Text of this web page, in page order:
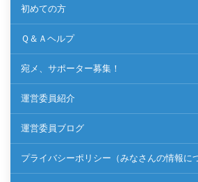
初めての方
Ｑ＆Ａヘルプ
宛メ、サポーター募集！
運営委員紹介
運営委員ブログ
プライバシーポリシー（みなさんの情報に